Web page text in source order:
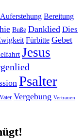
Auferstehung Bereitung
Buße Danklied Dies
Fürbitte Gebet
Jesus
Psalter
Vater Vergebung Vertrauen